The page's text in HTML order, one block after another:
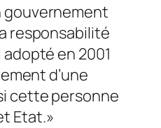
gouvernement
responsabilité
en 2001
d’une
cette personne
Etat.»